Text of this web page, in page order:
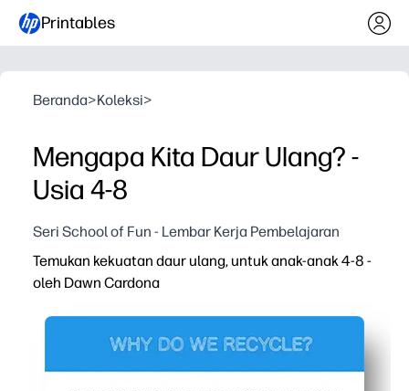
Printables
Beranda>Koleksi>
Mengapa Kita Daur Ulang? -
Usia 4-8
Seri School of Fun - Lembar Kerja Pembelajaran
Temukan kekuatan daur ulang, untuk anak-anak 4-8 -
oleh Dawn Cardona